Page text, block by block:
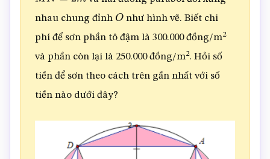
MN= 2m
nhau chung đỉnh O như hình vẽ. Biết chi
phí để sơn phần tô đậm là 300.000 đồng/m2
và phần còn lại là 250.000 đồng/m2. Hỏi số
tiền để sơn theo cách trên gần nhất với số
tiền nào dưới đây?